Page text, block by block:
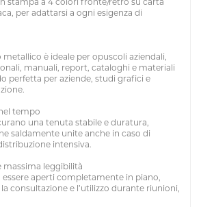
per adattarsi a ogni esigenza di
è ideale per opuscoli aziendali,
manuali, report, cataloghi e materiali
perfetta per aziende, studi grafici e
tempo
una tenuta stabile e duratura,
saldamente unite anche in caso di
intensiva.
leggibilità
aperti completamente in piano,
consultazione e l’utilizzo durante riunioni,